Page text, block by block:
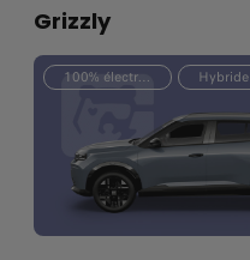
Grizzly
100% électrique Hybride